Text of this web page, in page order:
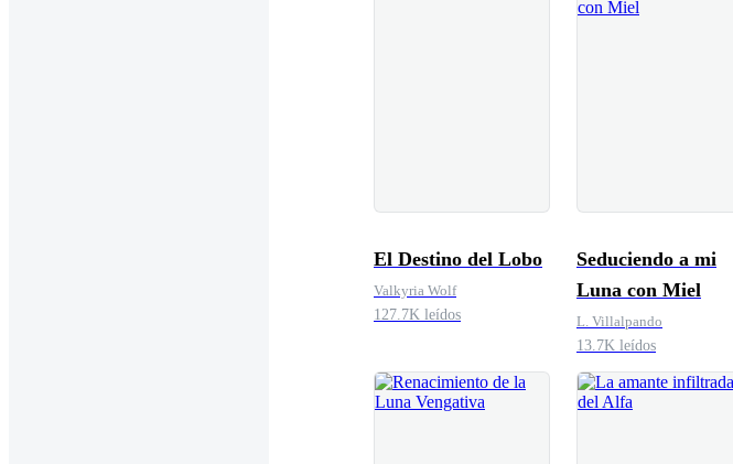
El Destino del Lobo
Valkyria Wolf
127.7K leídos
Seduciendo a mi
Luna con Miel
L. Villalpando
13.7K leídos